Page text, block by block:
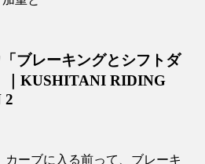
ブレーキングとシフトダ
｜KUSHITANI RIDING
2
ーブに入る前って、ブレーキ